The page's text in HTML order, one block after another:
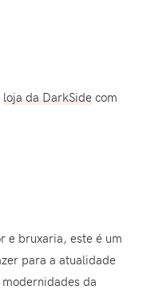
loja da DarkSide com
e bruxaria, este é um
para a atualidade
da